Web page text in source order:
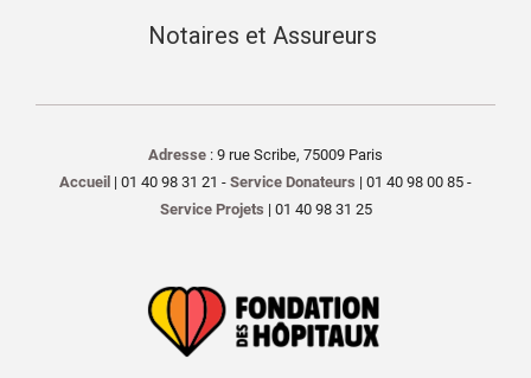
Notaires et Assureurs
Adresse : 9 rue Scribe, 75009 Paris
Accueil | 01 40 98 31 21 - Service Donateurs | 01 40 98 00 85 -
Service Projets | 01 40 98 31 25